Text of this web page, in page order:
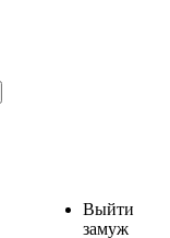
Выйти
замуж